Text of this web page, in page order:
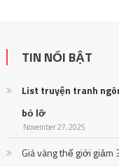
TIN NỔI BẬT
List truyện tranh
bỏ lỡ
November 27, 2025
Giá vàng thế giới